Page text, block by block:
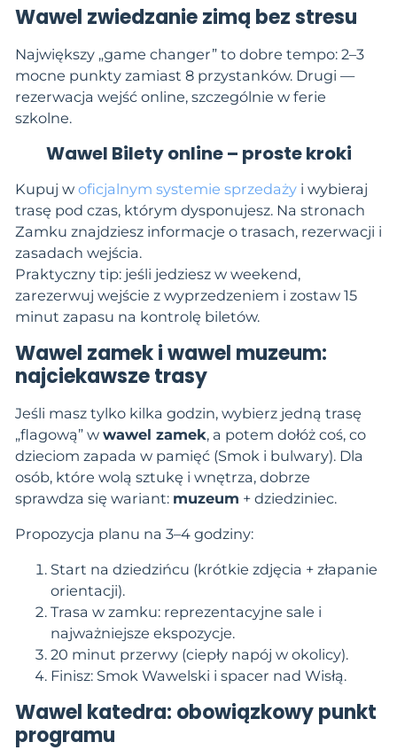
Wawel zwiedzanie zimą bez stresu
Największy „game changer” to dobre tempo: 2–3
mocne punkty zamiast 8 przystanków. Drugi —
rezerwacja wejść online, szczególnie w ferie
szkolne.
Wawel Bilety online – proste kroki
Kupuj w oficjalnym systemie sprzedażyi wybieraj
trasę pod czas, którym dysponujesz. Na stronach
Zamku znajdziesz informacje o trasach, rezerwacji i
zasadach wejścia.
Praktyczny tip: jeśli jedziesz w weekend,
zarezerwuj wejście z wyprzedzeniem i zostaw 15
minut zapasu na kontrolę biletów.
Wawel zamek i wawel muzeum:
najciekawsze trasy
Jeśli masz tylko kilka godzin, wybierz jedną trasę
„flagową” w wawel zamek, a potem dołóż coś, co
dzieciom zapada w pamięć (Smok i bulwary). Dla
osób, które wolą sztukę i wnętrza, dobrze
sprawdza się wariant: muzeum + dziedziniec.
Propozycja planu na 3–4 godziny:
Start na dziedzińcu (krótkie zdjęcia + złapanie
orientacji).
Trasa w zamku: reprezentacyjne sale i
najważniejsze ekspozycje.
20 minut przerwy (ciepły napój w okolicy).
Finisz: Smok Wawelski i spacer nad Wisłą.
Wawel katedra: obowiązkowy punkt
programu